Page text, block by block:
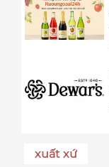
xuất xứ